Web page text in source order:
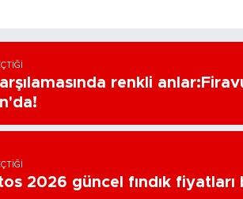
renkli
2026 güncel fındık fiyatları